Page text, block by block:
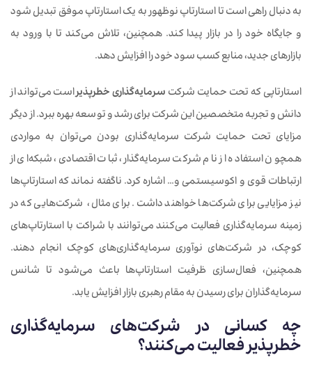
به دنبال راهی است تا استارتاپ نوظهور به یک استارتاپ موفق تبدیل شود
و جایگاه خود را در بازار پیدا کند. همچنین، تلاش می‌کند تا با ورود به
بازارهای جدید، منابع کسب سود خود را افزایش دهد.
استارتاپی که تحت حمایت شرکت سرمایه‌گذاری خطرپذیراست می‌تواند از
دانش و تجربه متخصصین این شرکت برای رشد و توسعه بهره ببرد. از دیگر
مزایای تحت حمایت شرکت سرمایه‌گذاری بودن می‌توان به مواردی
همچون استفاده از نام شرکت سرمایه‌گذار، ثبات اقتصادی، شبکه‌ای از
ارتباطات قوی و اکوسیستمی و… اشاره کرد. ناگفته نماند که استارتاپ‌ها
نیز مزایایی برای شرکت‌ها خواهند داشت. برای مثال، شرکت‌هایی که در
زمینه سرمایه‌گذاری فعالیت می‌کنند می‌توانند با شراکت با استارتاپ‌های
کوچک، در شرکت‌های نوآوری سرمایه‌گذاری‌های کوچک انجام دهند.
همچنین، فعال‌سازی ظرفیت استارتاپ‌ها باعث می‌شود تا شانس
سرمایه‌گذاران برای رسیدن به مقام رهبری بازار افزایش یابد.
چه کسانی در شرکت‌های سرمایه‌گذاری
خطرپذیر فعالیت می‌کنند؟